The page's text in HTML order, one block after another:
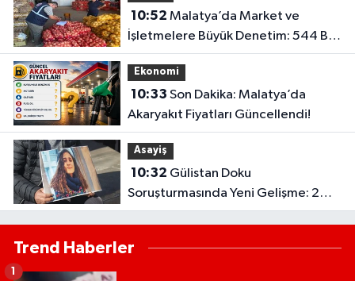
10:52
İşletmelere Büyük Denetim: 544 Bin
TL’lik Ceza
Ekonomi
10:33
Akaryakıt Fiyatları Güncellendi!
Asayiş
10:32
Soruşturmasında Yeni Gelişme: 2
Dalgıç Tutuklandı..
Trend Haberler
1